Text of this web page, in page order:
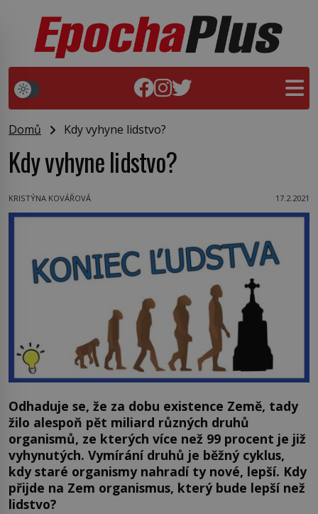
Domů Kdy vyhyne lidstvo?
Kdy vyhyne lidstvo?
KRISTÝNA KOVÁŘOVÁ 17.2.2021
Odhaduje se, že za dobu existence Země, tady
žilo alespoň pět miliard různých druhů
organismů, ze kterých více než 99 procent je již
vyhynutých. Vymírání druhů je běžný cyklus,
kdy staré organismy nahradí ty nové, lepší. Kdy
přijde na Zem organismus, který bude lepší než
lidstvo?